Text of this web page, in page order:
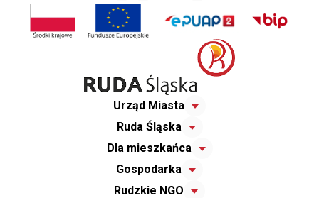
Urząd Miasta
Ruda Śląska
Dla mieszkańca
Gospodarka
Rudzkie NGO